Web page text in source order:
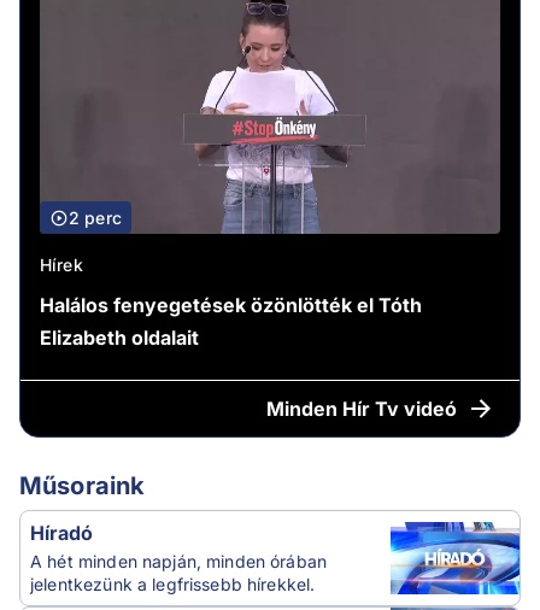
2 perc
Hírek
Halálos fenyegetések özönlötték el Tóth
Elizabeth oldalait
Minden Hír Tv videó
Műsoraink
Híradó
A hét minden napján, minden órában
jelentkezünk a legfrissebb hírekkel.